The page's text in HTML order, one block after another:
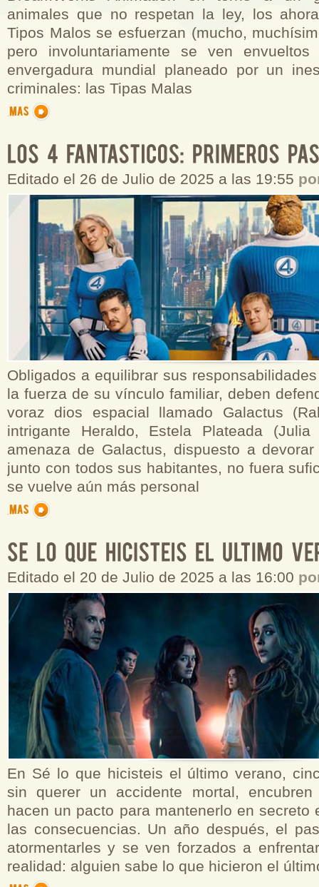
animales que no respetan la ley, los
Tipos Malos se esfuerzan (mucho,
pero involuntariamente se ven
envergadura mundial planeado por un
criminales: las Tipas Malas
Editado el 26 de Julio de 2025 a las 19:55
Obligados a equilibrar sus
la fuerza de su vínculo familiar, deben
voraz dios espacial llamado Galactus
intrigante Heraldo, Estela Plateada
amenaza de Galactus, dispuesto a
junto con todos sus habitantes, no fuera
se vuelve aún más personal
Editado el 20 de Julio de 2025 a las 16:00
En Sé lo que hicisteis el último verano,
sin querer un accidente mortal,
hacen un pacto para mantenerlo en secreto
las consecuencias. Un año después, el
atormentarles y se ven forzados a
realidad: alguien sabe lo que hicieron el